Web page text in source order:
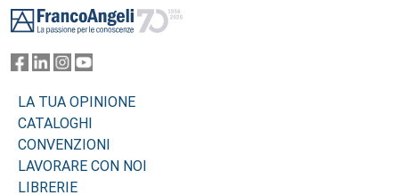
LA TUA OPINIONE
CATALOGHI
CONVENZIONI
LAVORARE CON NOI
LIBRERIE